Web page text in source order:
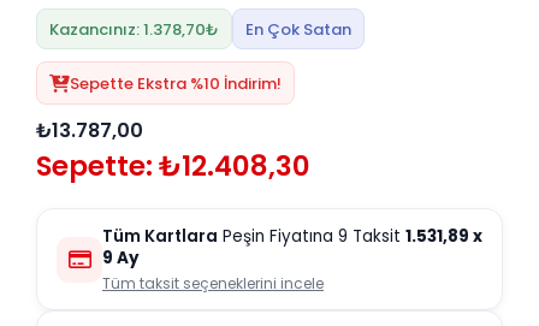
Kazancınız: 1.378,70₺ En Çok Satan
Sepette Ekstra %10 İndirim!
₺13.787,00
Sepette: ₺12.408,30
Tüm Kartlara Peşin Fiyatına 9 Taksit 1.531,89 x
9 Ay
Tüm taksit seçeneklerini incele